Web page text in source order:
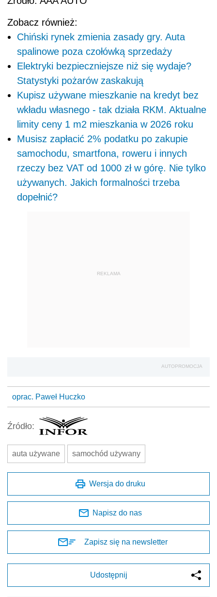
Zobacz również:
Chiński rynek zmienia zasady gry. Auta
spalinowe poza czołówką sprzedaży
Elektryki bezpieczniejsze niż się wydaje?
Statystyki pożarów zaskakują
Kupisz używane mieszkanie na kredyt bez
wkładu własnego - tak działa RKM. Aktualne
limity ceny 1 m2 mieszkania w 2026 roku
Musisz zapłacić 2% podatku po zakupie
samochodu, smartfona, roweru i innych
rzeczy bez VAT od 1000 zł w górę. Nie tylko
używanych. Jakich formalności trzeba
dopełnić?
REKLAMA
AUTOPROMOCJA
oprac. Paweł Huczko
Źródło:
auta używane samochód używany
Wersja do druku
Napisz do nas
Zapisz się na newsletter
Udostępnij